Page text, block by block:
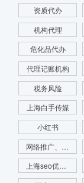
资质代办
机构代理
危化品代办
代理记账机构
税务风险
上海白手传媒
小红书
网络推广、seo优化、新媒体运营、舆情管理、舆情系统监测、app开发、官网搭建
上海seo优化公司代运营公司